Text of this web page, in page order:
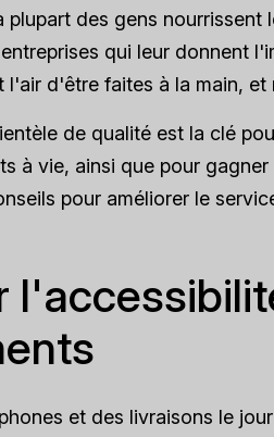
plupart des gens
qui leur donnent
l'air d'être faites à la main, et
de qualité est la clé
à vie, ainsi que pour
pour améliorer le
et des livraisons le